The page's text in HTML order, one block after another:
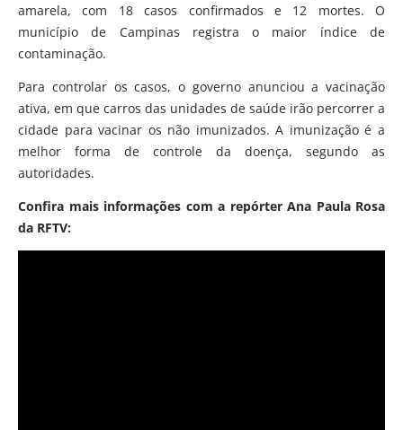
amarela, com 18 casos confirmados e 12 mortes. O
município de Campinas registra o maior índice de
contaminação.
Para controlar os casos, o governo anunciou a vacinação
ativa, em que carros das unidades de saúde irão percorrer a
cidade para vacinar os não imunizados. A imunização é a
melhor forma de controle da doença, segundo as
autoridades.
Confira mais informações com a repórter Ana Paula Rosa
da RFTV: